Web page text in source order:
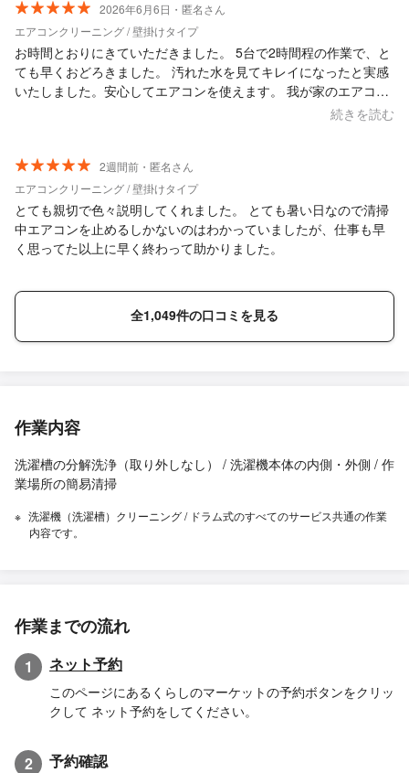
2026年6月6日・匿名さん
エアコンクリーニング / 壁掛けタイプ
お時間とおりにきていただきました。 5台で2時間程の作業で、と
ても早くおどろきました。 汚れた水を見てキレイになったと実感
いたしました。安心してエアコンを使えます。 我が家のエアコ
ン、まだ使用できますが20年物なので買い替えの相談をしたとこ
しくお願いいたします。
続きを読む
2週間前・匿名さん
エアコンクリーニング / 壁掛けタイプ
とても親切で色々説明してくれました。 とても暑い日なので清掃
中エアコンを止めるしかないのはわかっていましたが、仕事も早
く思ってた以上に早く終わって助かりました。
全1,049件の口コミを見る
作業内容
洗濯槽の分解洗浄（取り外しなし） / 洗濯機本体の内側・外側 / 作
業場所の簡易清掃
洗濯機（洗濯槽）クリーニング / ドラム式のすべてのサービス共通の作業
内容です。
作業までの流れ
1 ネット予約
このページにあるくらしのマーケットの予約ボタンをクリッ
クして ネット予約をしてください。
2 予約確認